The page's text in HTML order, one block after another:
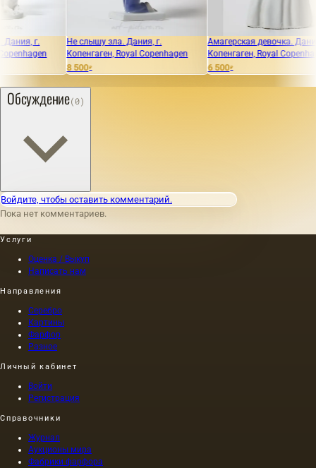
Не слышу зла. Дания, г.
Копенгаген, Royal Copenhagen
Амагерская девочка. Дания, г.
Копенгаген, Royal Copenhagen
Обсуждение(0)
Войдите, чтобы оставить комментарий.
Пока нет комментариев.
Услуги
Оценка / Выкуп
Написать нам
Направления
Серебро
Картины
Фарфор
Разное
Личный кабинет
Войти
Регистрация
Справочники
Журнал
Аукционы мира
Фабрики фарфора